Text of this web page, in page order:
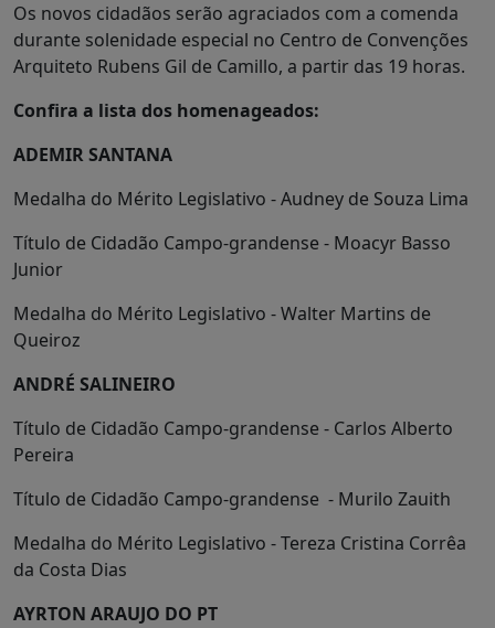
Os novos cidadãos serão agraciados com a comenda
durante solenidade especial no Centro de Convenções
Arquiteto Rubens Gil de Camillo, a partir das 19 horas.
Confira a lista dos homenageados:
ADEMIR SANTANA
Medalha do Mérito Legislativo - Audney de Souza Lima
Título de Cidadão Campo-grandense - Moacyr Basso
Junior
Medalha do Mérito Legislativo - Walter Martins de
Queiroz
ANDRÉ SALINEIRO
Título de Cidadão Campo-grandense - Carlos Alberto
Pereira
Título de Cidadão Campo-grandense - Murilo Zauith
Medalha do Mérito Legislativo - Tereza Cristina Corrêa
da Costa Dias
AYRTON ARAUJO DO PT